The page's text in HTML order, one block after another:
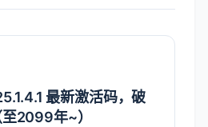
最新激活码，破
2099年~）